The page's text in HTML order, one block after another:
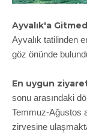
Ayvalık'a
Ayvalık tatilinden
göz önünde
En uygun
sonu arasındaki
Temmuz-Ağustos
zirvesine